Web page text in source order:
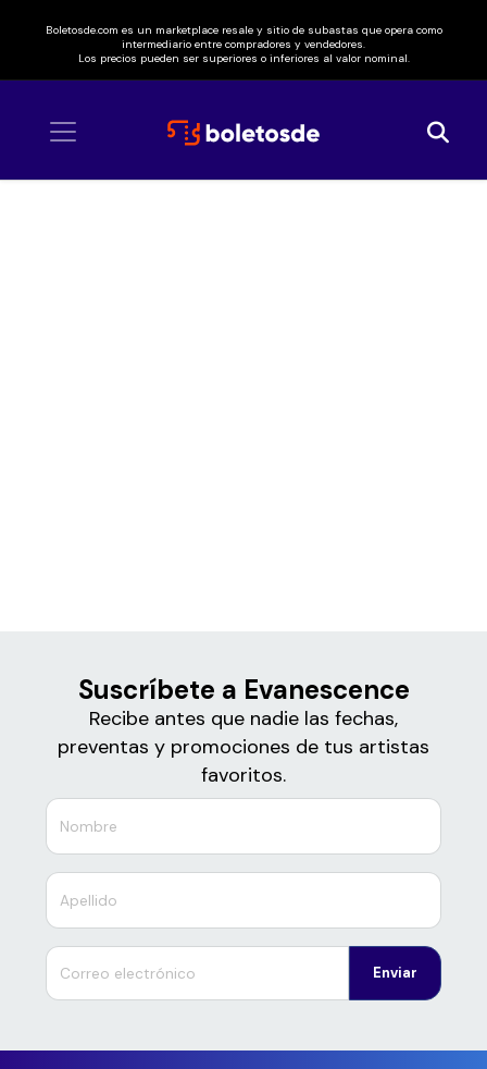
Boletosde.com es un marketplace resale y sitio de subastas que opera como
intermediario entre compradores y vendedores.
Los precios pueden ser superiores o inferiores al valor nominal.
Suscríbete a Evanescence
Recibe antes que nadie las fechas,
preventas y promociones de tus artistas
favoritos.
Enviar